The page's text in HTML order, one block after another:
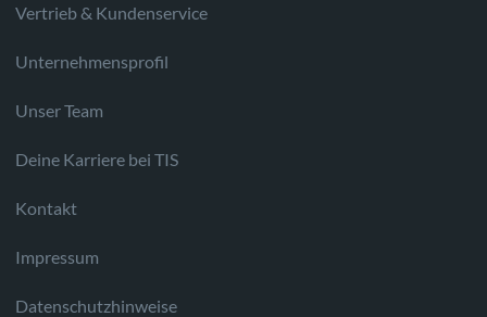
Vertrieb & Kundenservice
Unternehmensprofil
Unser Team
Deine Karriere bei TIS
Kontakt
Impressum
Datenschutzhinweise